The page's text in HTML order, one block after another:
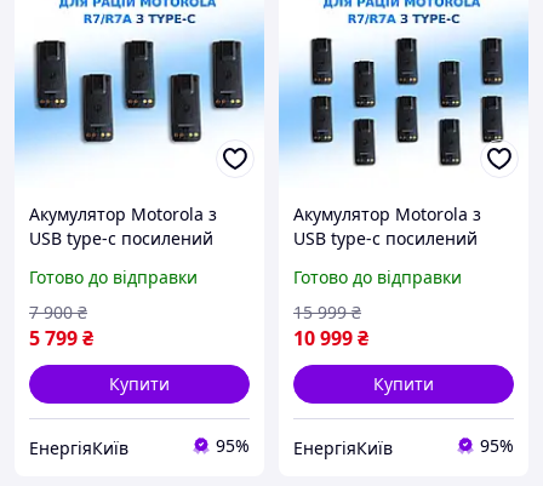
Акумулятор Motorola з
USB type-c посилений
цифрових рацій Motorola
R7/R7a 5 шт
Готово до відправки
5 799₴
7 900 ₴
Купити
ЕнергіяКиїв 95%
Акумулятор Motorola з
USB type-c посилений
цифрових рацій Motorola
R7/R7a 10 шт
Готово до відправки
10 999₴
15 999 ₴
Купити
ЕнергіяКиїв 95%